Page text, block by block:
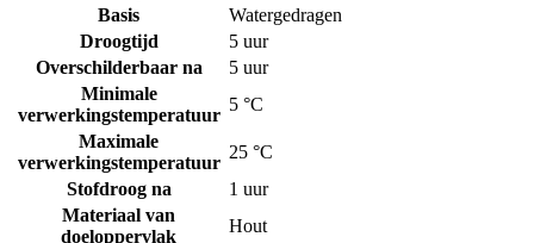
Basis
Watergedragen
Droogtijd
5 uur
Overschilderbaar na
5 uur
Minimale
verwerkingstemperatuur
5 °C
Maximale
verwerkingstemperatuur
25 °C
Stofdroog na
1 uur
Materiaal van
doeloppervlak
Hout